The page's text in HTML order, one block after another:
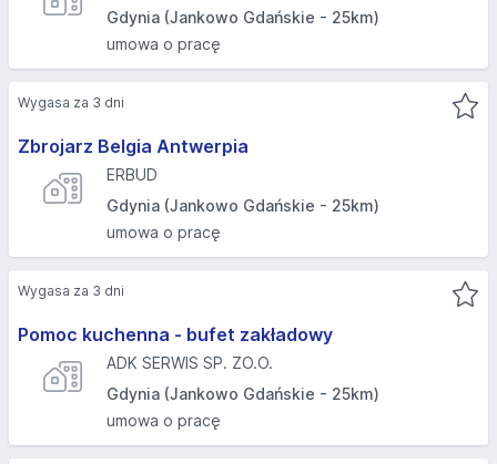
Gdynia (Jankowo Gdańskie - 25km)
umowa o pracę
Zbrojarz Belgia Antwerpia
ERBUD
Gdynia (Jankowo Gdańskie - 25km)
umowa o pracę
Wygasa za 3 dni
Pomoc kuchenna - bufet zakładowy
ADK SERWIS SP. ZO.O.
Gdynia (Jankowo Gdańskie - 25km)
umowa o pracę
Wygasa za 3 dni